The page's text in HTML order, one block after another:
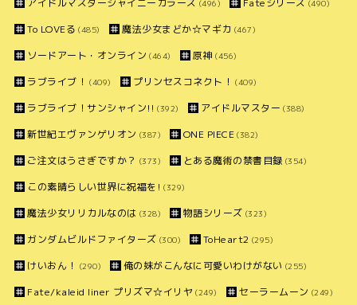
(496) (490)
To LOVEる (485) 魔法少女まどか☆マギカ (467)
ソードアート・オンライン (464) 原神 (456)
ラブライブ！ (409) プリンセスコネクト！ (409)
ラブライブ！サンシャイン!! (392) アイドルマスター (388)
新世紀エヴァンゲリオン (387) ONE PIECE (382)
ご注文はうさぎですか？ (373) とある魔術の禁書目録 (354)
この素晴らしい世界に祝福を! (329)
魔法少女リリカルなのは (328) 物語シリーズ (323)
ガンダムビルドファイターズ (300) ToHeart2 (295)
けいおん！ (290) 俺の妹がこんなに可愛いわけがない (255)
Fate/kaleid liner プリズマ☆イリヤ (249) セーラームーン (249)